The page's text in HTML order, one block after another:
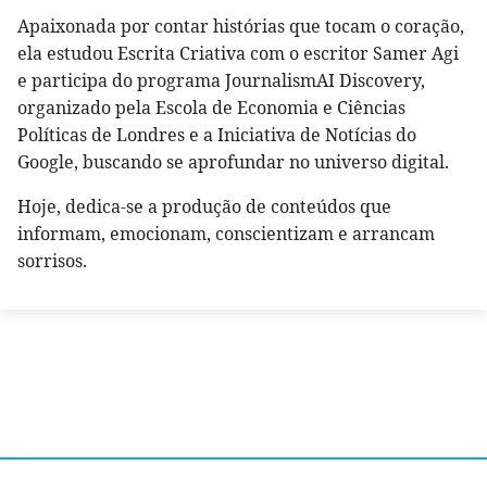
Apaixonada por contar histórias que tocam o coração,
ela estudou Escrita Criativa com o escritor Samer Agi
e participa do programa JournalismAI Discovery,
organizado pela Escola de Economia e Ciências
Políticas de Londres e a Iniciativa de Notícias do
Google, buscando se aprofundar no universo digital.
Hoje, dedica-se a produção de conteúdos que
informam, emocionam, conscientizam e arrancam
sorrisos.